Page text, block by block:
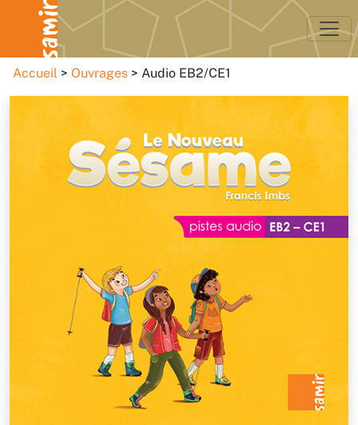
Accueil Ouvrages Audio EB2/CE1